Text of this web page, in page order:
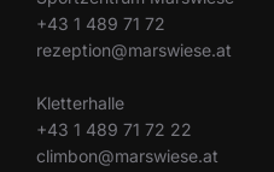
+43 1 489 71 72
rezeption@marswiese.at
Kletterhalle
+43 1 489 71 72 22
climbon@marswiese.at